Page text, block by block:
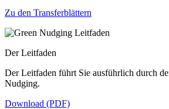
Zu den Transferblättern
Der Leitfaden
Der Leitfaden führt Sie ausführlich durch
Nudging.
Download (PDF)